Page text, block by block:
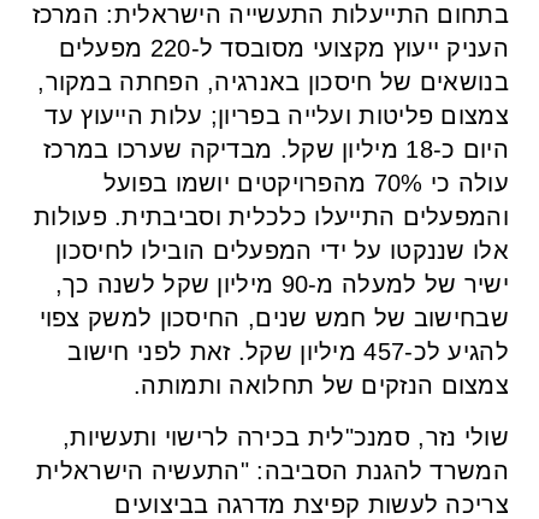
בתחום התייעלות התעשייה הישראלית: המרכז
העניק ייעוץ מקצועי מסובסד ל-220 מפעלים
בנושאים של חיסכון באנרגיה, הפחתה במקור,
צמצום פליטות ועלייה בפריון; עלות הייעוץ עד
היום כ-18 מיליון שקל. מבדיקה שערכו במרכז
עולה כי 70% מהפרויקטים יושמו בפועל
והמפעלים התייעלו כלכלית וסביבתית. פעולות
אלו שננקטו על ידי המפעלים הובילו לחיסכון
ישיר של למעלה מ-90 מיליון שקל לשנה כך,
שבחישוב של חמש שנים, החיסכון למשק צפוי
להגיע לכ-457 מיליון שקל. זאת לפני חישוב
צמצום הנזקים של תחלואה ותמותה.
שולי נזר, סמנכ"לית בכירה לרישוי ותעשיות,
המשרד להגנת הסביבה: "התעשיה הישראלית
צריכה לעשות קפיצת מדרגה בביצועים